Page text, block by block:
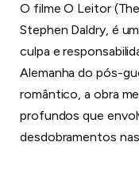
O filme O Leitor
Stephen Daldry, é
culpa e
Alemanha do pós-
romântico, a obra
profundos que
desdobramentos